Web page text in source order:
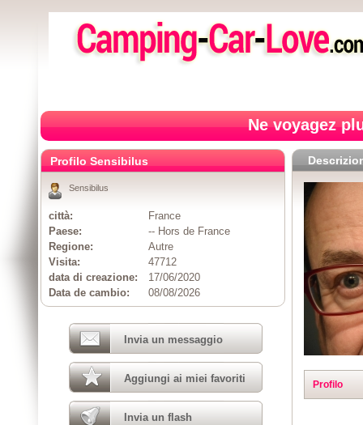
Ne voyagez
Profilo
Profilo Sensibilus
Sensibilus
città:
France
Paese:
-- Hors de France
Regione:
Autre
Visita:
47712
data di creazione:
17/06/2020
Data de cambio:
08/08/2026
Invia un messaggio
Aggiungi ai miei favoriti
Invia un flash